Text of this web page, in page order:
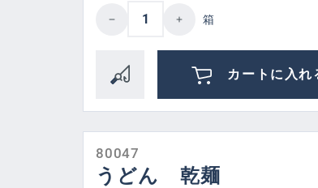
Product Quantity: Enter
箱
カートに入れ
80047
うどん 乾麺